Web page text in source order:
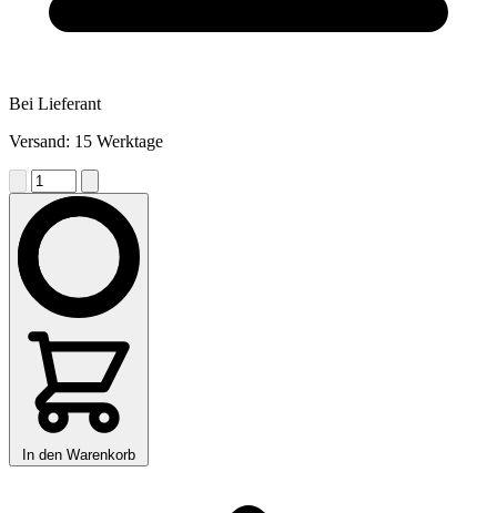
Bei Lieferant
Versand: 15 Werktage
In den Warenkorb